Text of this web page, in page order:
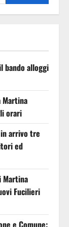
bando alloggi
Martina
orari
arrivo tre
ed
Martina
Fucilieri
e Comune: